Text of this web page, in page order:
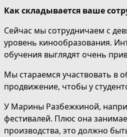
Как складывается ваше
Сейчас мы сотрудничаем с
уровень кинообразования.
обучения выглядят очень
Мы стараемся участвовать в
продвижение, чтобы у
У Марины Разбежкиной,
фестивалей. Плюс она
производства, это должно